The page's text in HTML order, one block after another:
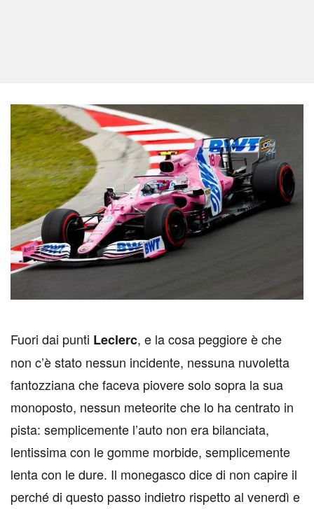
Fuori dai punti Leclerc, e la cosa peggiore è che
non c’è stato nessun incidente, nessuna nuvoletta
fantozziana che faceva piovere solo sopra la sua
monoposto, nessun meteorite che lo ha centrato in
pista: semplicemente l’auto non era bilanciata,
lentissima con le gomme morbide, semplicemente
lenta con le dure. Il monegasco dice di non capire il
perché di questo passo indietro rispetto al venerdì e